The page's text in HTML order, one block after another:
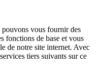
pouvons vous fournir des
fonctions de base et vous
de notre site internet. Avec
tiers suivants sur ce